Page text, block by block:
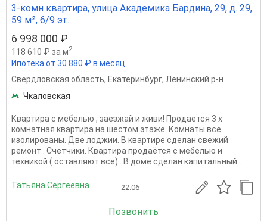
3-комн квартира, улица Академика Бардина, 29, д. 29,
59 м², 6/9 эт.
6 998 000 ₽
118 610 ₽ за м2
Ипотека от 30 880 ₽ в месяц
Свердловская область, Екатеринбург, Ленинский р-н
Чкаловская
Квартира с мебелью , заезжай и живи! Продается 3 х
комнатная квартира на шестом этаже. Комнаты все
изолированы. Две лоджии. В квартире сделан свежий
ремонт . Счетчики. Квартира продаётся с мебелью и
техникой ( оставляют все) . В доме сделан капитальный...
Татьяна Сергеевна 22.06
Позвонить